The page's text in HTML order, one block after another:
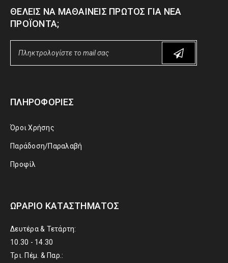
ΘΈΛΕΙΣ ΝΑ ΜΑΘΑΊΝΕΙΣ ΠΡΏΤΟΣ ΓΙΑ ΝΈΑ
ΠΡΟΪΌΝΤΑ;
ΠΛΗΡΟΦΟΡΊΕΣ
Όροι Χρήσης
Παράδοση/Παραλαβή
Προφίλ
ΩΡΆΡΙΟ ΚΑΤΑΣΤΉΜΑΤΟΣ
Δευτέρα & Τετάρτη:
10.30 - 14.30
Τρι. Πέμ. & Παρ.: